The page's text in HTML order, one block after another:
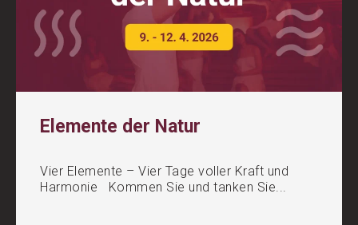
Elemente der Natur
Vier Elemente – Vier Tage voller Kraft und
Harmonie Kommen Sie und tanken Sie...